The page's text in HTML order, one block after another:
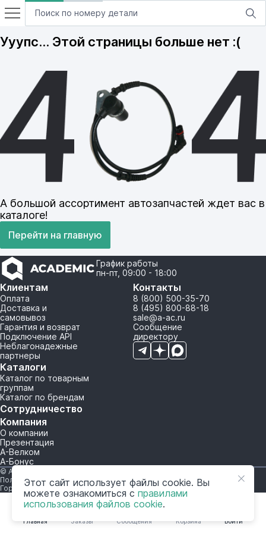
Главная Войти
Заказы Сообщения Корзина
Ууупс… Этой страницы больше нет :(
А большой ассортимент автозапчастей ждет вас в
каталоге!
Перейти на главную
График работы
пн-пт, 09:00 - 18:00
Клиентам
Оплата
Доставка и
самовывоз
Гарантия и возврат
Подключение API
Неблагонадежные
партнеры
Каталоги
Каталог по товарным
группам
Каталог по брендам
Сотрудничество
Компания
О компании
Презентация
А-Велком
А-Бонус
Контакты
8 (800) 500-35-70
8 (495) 800-88-18
sale@a-ac.ru
Сообщение
директору
© A-AC.RU 2015-2026. Все права защищены.
Политика обработки персональных данных
Горячая линия корпоративного регулирования и контроля
Этот сайт использует файлы cookie. Вы
можете ознакомиться с правилами
использования файлов cookie.